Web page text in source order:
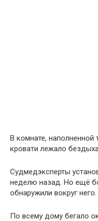
В комнате,
кровати лежало
Судмедэксперты
неделю назад. Но ещё
обнаружили вокруг него.
По всему дому бегало